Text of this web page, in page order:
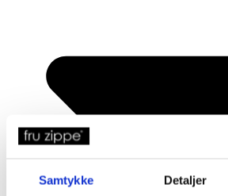
Samtykke Detaljer